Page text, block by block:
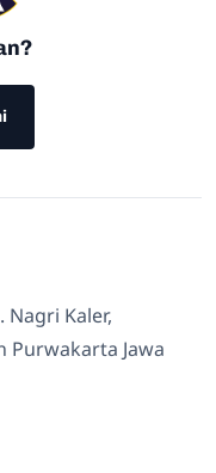
Nagri Kaler,
Purwakarta Jawa